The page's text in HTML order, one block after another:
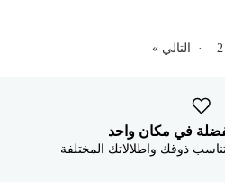
2
· التالي »
في مكان واحد
ذوقك واطلالاتك المختلفة